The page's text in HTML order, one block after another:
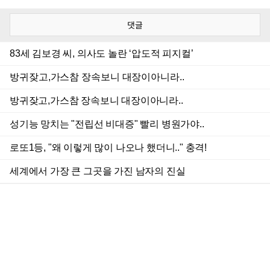
댓글